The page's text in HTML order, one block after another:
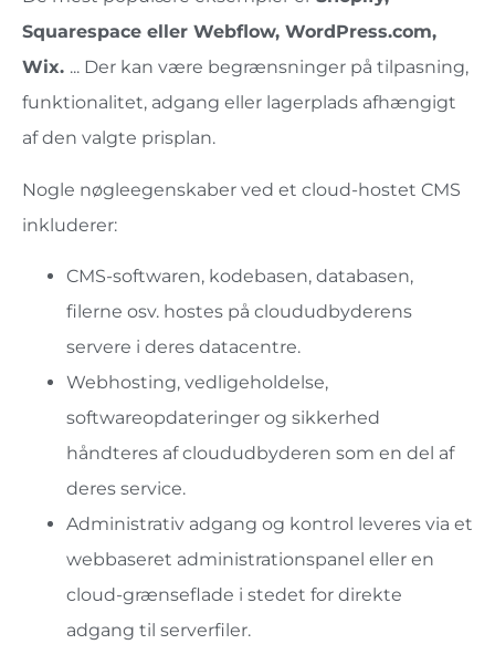
Squarespace eller Webflow, WordPress.com,
Wix. ... Der kan være begrænsninger på tilpasning,
funktionalitet, adgang eller lagerplads afhængigt
af den valgte prisplan.
Nogle nøgleegenskaber ved et cloud-hostet CMS
inkluderer:
CMS-softwaren, kodebasen, databasen,
filerne osv. hostes på cloududbyderens
servere i deres datacentre.
Webhosting, vedligeholdelse,
softwareopdateringer og sikkerhed
håndteres af cloududbyderen som en del af
deres service.
Administrativ adgang og kontrol leveres via et
webbaseret administrationspanel eller en
cloud-grænseflade i stedet for direkte
adgang til serverfiler.